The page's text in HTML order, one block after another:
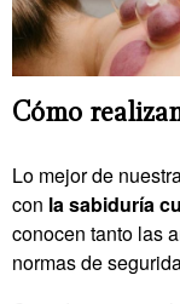
Cómo
Lo mejor de
con la sabiduría
conocen tanto las
normas de